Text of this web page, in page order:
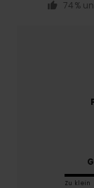
74%
Zu klein